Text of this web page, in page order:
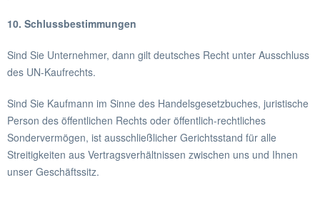
10. Schlussbestimmungen
Sind Sie Unternehmer, dann gilt deutsches Recht unter Ausschluss
des UN-Kaufrechts.
Sind Sie Kaufmann im Sinne des Handelsgesetzbuches, juristische
Person des öffentlichen Rechts oder öffentlich-rechtliches
Sondervermögen, ist ausschließlicher Gerichtsstand für alle
Streitigkeiten aus Vertragsverhältnissen zwischen uns und Ihnen
unser Geschäftssitz.